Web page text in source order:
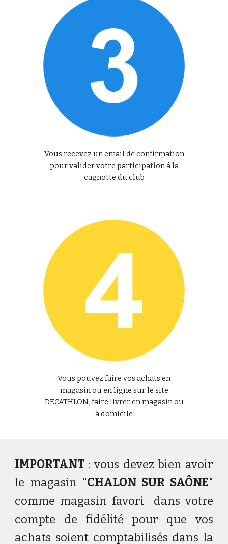
Vous recevez un email de confirmation
pour valider votre participation à la
cagnotte du club
Vous pouvez faire vos achats en
magasin ou en ligne sur le site
DECATHLON, faire livrer en magasin ou
à domicile
IMPORTANT : vous devez bien avoir
le magasin "CHALON SUR SAÔNE"
comme magasin favori dans votre
compte de fidélité pour que vos
achats soient comptabilisés dans la